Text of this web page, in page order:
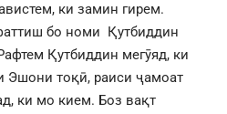
ки замин гирем.
бо номи Қутбиддин
Қутбиддин мегӯяд, ки
Эшони тоқӣ, раиси ҷамоат
ки мо кием. Боз вақт